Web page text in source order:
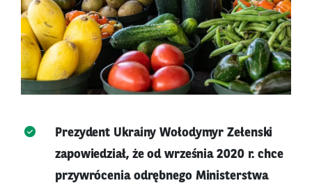
Prezydent Ukrainy Wołodymyr Zełenski
zapowiedział, że od września 2020 r. chce
przywrócenia odrębnego Ministerstwa